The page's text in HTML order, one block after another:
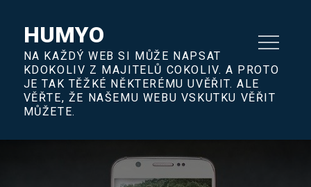
contentHUMYO
NA KAŽDÝ WEB SI MŮŽE NAPSAT
KDOKOLIV Z MAJITELŮ COKOLIV. A PROTO
JE TAK TĚŽKÉ NĚKTERÉMU UVĚŘIT. ALE
VĚŘTE, ŽE NAŠEMU WEBU VSKUTKU VĚŘIT
MŮŽETE.